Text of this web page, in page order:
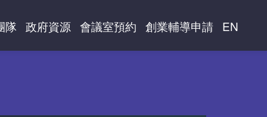
隊 政府資源 會議室預約 創業輔導申請 EN